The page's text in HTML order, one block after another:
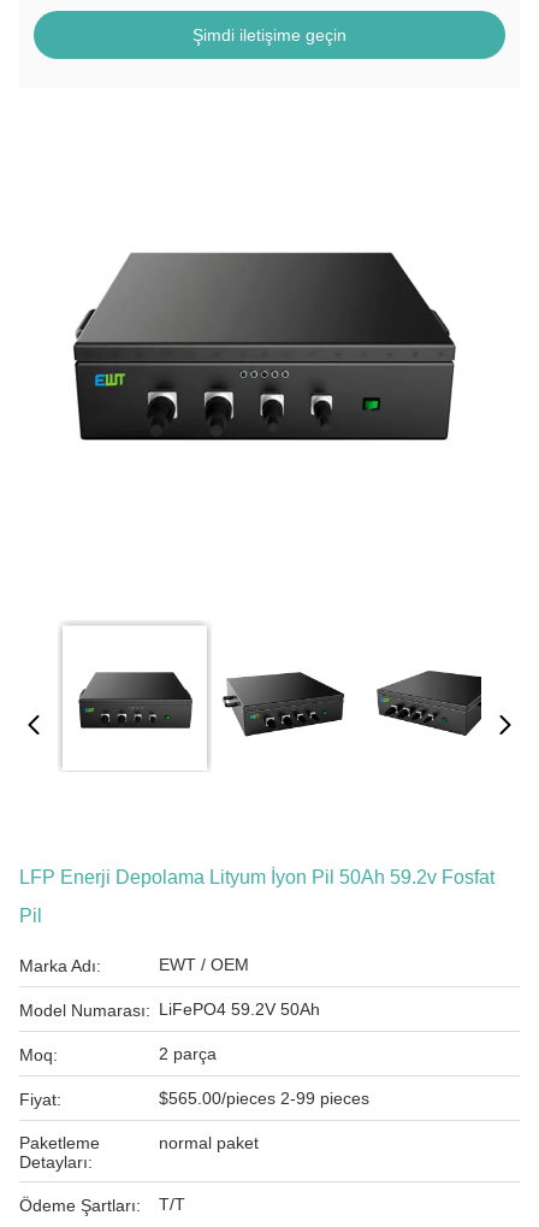
Şimdi iletişime geçin
LFP Enerji Depolama Lityum İyon Pil 50Ah 59.2v Fosfat
Pil
Marka Adı: EWT / OEM
Model Numarası: LiFePO4 59.2V 50Ah
Moq: 2 parça
Fiyat: $565.00/pieces 2-99 pieces
Paketleme
Detayları:
normal paket
Ödeme Şartları: T/T